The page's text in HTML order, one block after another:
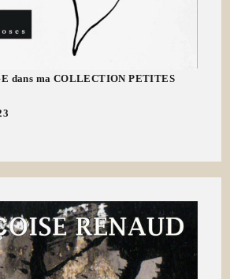
dans ma COLLECTION PETITES